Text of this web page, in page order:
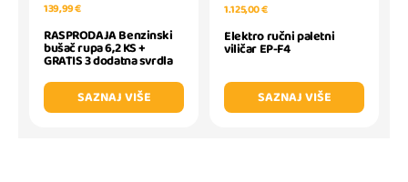
139,99 €
RASPRODAJA Benzinski
bušač rupa 6,2 KS +
GRATIS 3 dodatna svrdla
SAZNAJ VIŠE
1.125,00 €
Elektro ručni paletni
viličar EP-F4
SAZNAJ VIŠE